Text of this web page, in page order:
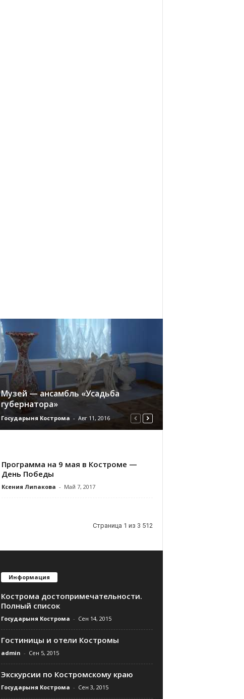
Музей — ансамбль «Усадьба
губернатора»
Государыня Кострома - Авг 11, 2016
Программа на 9 мая в Костроме —
День Победы
Ксения Липакова - Май 7, 2017
Страница 1 из 3 512
Информация
Кострома достопримечательности.
Полный список
Государыня Кострома - Сен 14, 2015
Гостиницы и отели Костромы
admin - Сен 5, 2015
Экскурсии по Костромскому краю
Государыня Кострома - Сен 3, 2015